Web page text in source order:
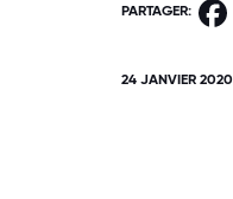
PARTAGER:
24 JANVIER 2020